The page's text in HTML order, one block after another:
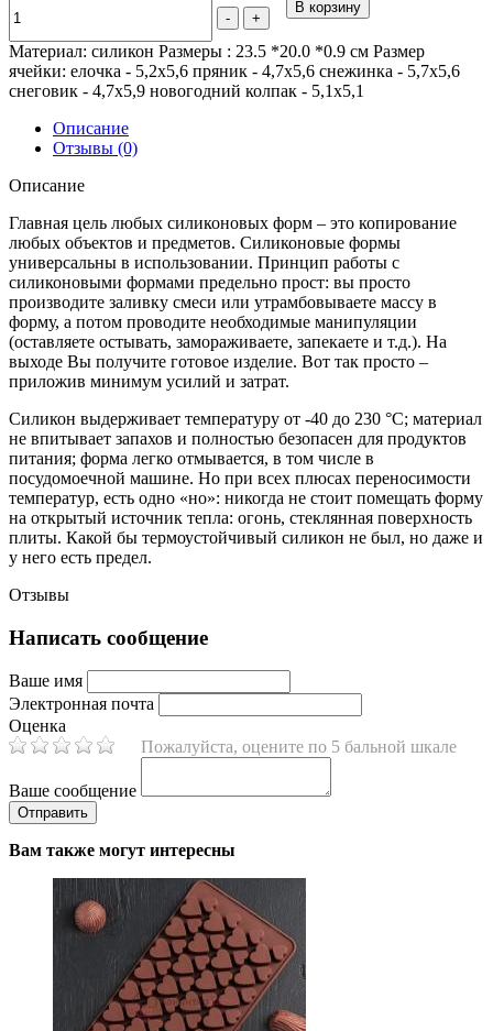
- +
В корзину
Материал: силикон Размеры : 23.5 *20.0 *0.9 см Размер
ячейки: елочка - 5,2x5,6 пряник - 4,7x5,6 снежинка - 5,7x5,6
снеговик - 4,7x5,9 новогодний колпак - 5,1x5,1
Описание
Отзывы (0)
Описание
Главная цель любых силиконовых форм – это копирование
любых объектов и предметов. Силиконовые формы
универсальны в использовании. Принцип работы с
силиконовыми формами предельно прост: вы просто
производите заливку смеси или утрамбовываете массу в
форму, а потом проводите необходимые манипуляции
(оставляете остывать, замораживаете, запекаете и т.д.). На
выходе Вы получите готовое изделие. Вот так просто –
приложив минимум усилий и затрат.
Силикон выдерживает температуру от -40 до 230 °С; материал
не впитывает запахов и полностью безопасен для продуктов
питания; форма легко отмывается, в том числе в
посудомоечной машине. Но при всех плюсах переносимости
температур, есть одно «но»: никогда не стоит помещать форму
на открытый источник тепла: огонь, стеклянная поверхность
плиты. Какой бы термоустойчивый силикон не был, но даже и
у него есть предел.
Отзывы
Написать сообщение
Ваше имя
Электронная почта
Оценка
Пожалуйста, оцените по 5 бальной шкале
Ваше сообщение
Вам также могут интересны